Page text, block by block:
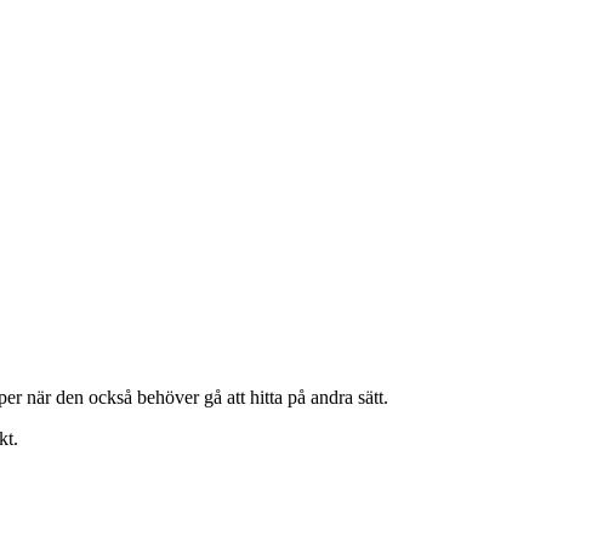
när den också behöver gå att hitta på andra sätt.